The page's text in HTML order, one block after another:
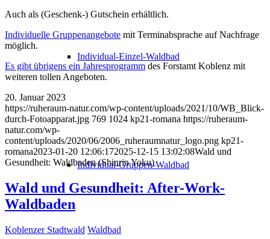
Individual-Einzel-Waldbad
Individual-Gruppen-Waldbad
Auch als (Geschenk-) Gutschein erhältlich.
Individuelle Gruppenangebote mit Terminabsprache auf Nachfrage
möglich.
Es gibt übrigens ein Jahresprogramm des Forstamt Koblenz mit
weiteren tollen Angeboten.
20. Januar 2023
https://ruheraum-natur.com/wp-content/uploads/2021/10/WB_Blick-
durch-Fotoapparat.jpg 769 1024 kp21-romana https://ruheraum-
natur.com/wp-
content/uploads/2020/06/2006_ruheraumnatur_logo.png kp21-
romana2023-01-20 12:06:172025-12-15 13:02:08Wald und
Gesundheit: Waldbaden (Shinrin Yoku)
Wald und Gesundheit: After-Work-
Waldbaden
Koblenzer Stadtwald Waldbad